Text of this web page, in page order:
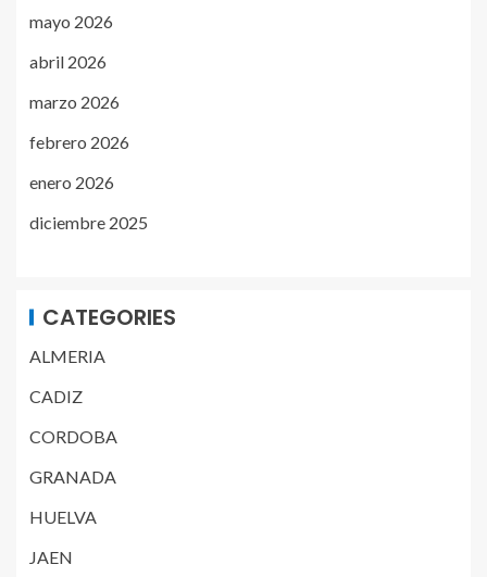
mayo 2026
abril 2026
marzo 2026
febrero 2026
enero 2026
diciembre 2025
CATEGORIES
ALMERIA
CADIZ
CORDOBA
GRANADA
HUELVA
JAEN